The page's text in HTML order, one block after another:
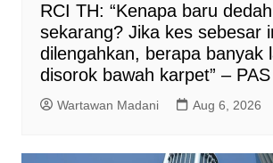
RCI TH: “Kenapa baru dedah
sekarang? Jika kes sebesar
dilengahkan, berapa banyak
disorok bawah karpet” – PAS
Wartawan Madani Aug 6, 2026